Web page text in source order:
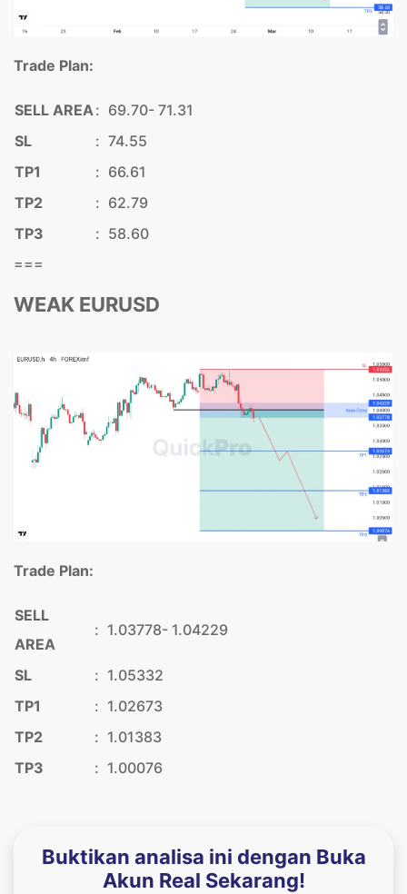
Trade Plan:
SELL AREA : 69.70- 71.31
SL
: 74.55
TP1
: 66.61
TP2
: 62.79
TP3
: 58.60
===
WEAK EURUSD
Trade Plan:
SELL
AREA
: 1.03778- 1.04229
SL : 1.05332
TP1
: 1.02673
TP2
: 1.01383
TP3
: 1.00076
Buktikan analisa ini dengan Buka
Akun Real Sekarang!